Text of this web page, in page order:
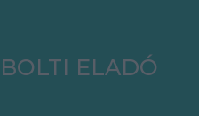
BOLTI ELADÓ